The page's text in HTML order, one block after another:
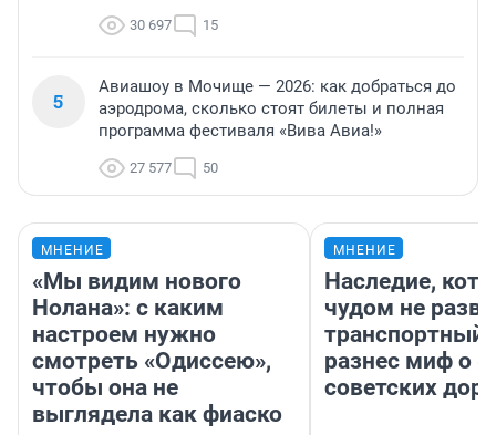
30 697 15
5
Авиашоу в Мочище — 2026: как добраться до
аэродрома, сколько стоят билеты и полная
программа фестиваля «Вива Авиа!»
27 577 50
МНЕНИЕ
«Мы видим нового
Нолана»: с каким
настроем нужно
смотреть «Одиссею»,
чтобы она не
выглядела как фиаско
МНЕНИЕ
Наследие,
чудом не
транспортный
разнес миф о
советских